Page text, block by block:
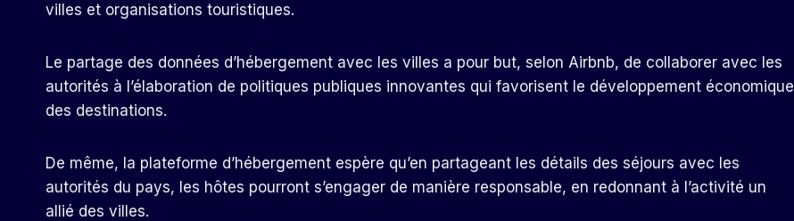
villes et organisations touristiques.
Le partage des données d’hébergement avec les villes a pour but, selon Airbnb, de collaborer avec les
autorités à l’élaboration de politiques publiques innovantes qui favorisent le développement économique
des destinations.
De même, la plateforme d’hébergement espère qu’en partageant les détails des séjours avec les
autorités du pays, les hôtes pourront s’engager de manière responsable, en redonnant à l’activité un
allié des villes.